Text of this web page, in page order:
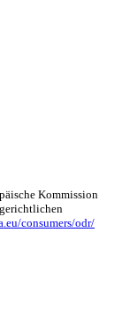
Kommission
consumers/odr/